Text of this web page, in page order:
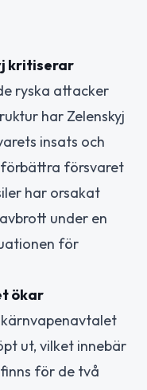
kritiserar
ryska attacker
har Zelenskyj
insats och
försvaret
har orsakat
under en
för
ökar
ut, vilket innebär
för de två